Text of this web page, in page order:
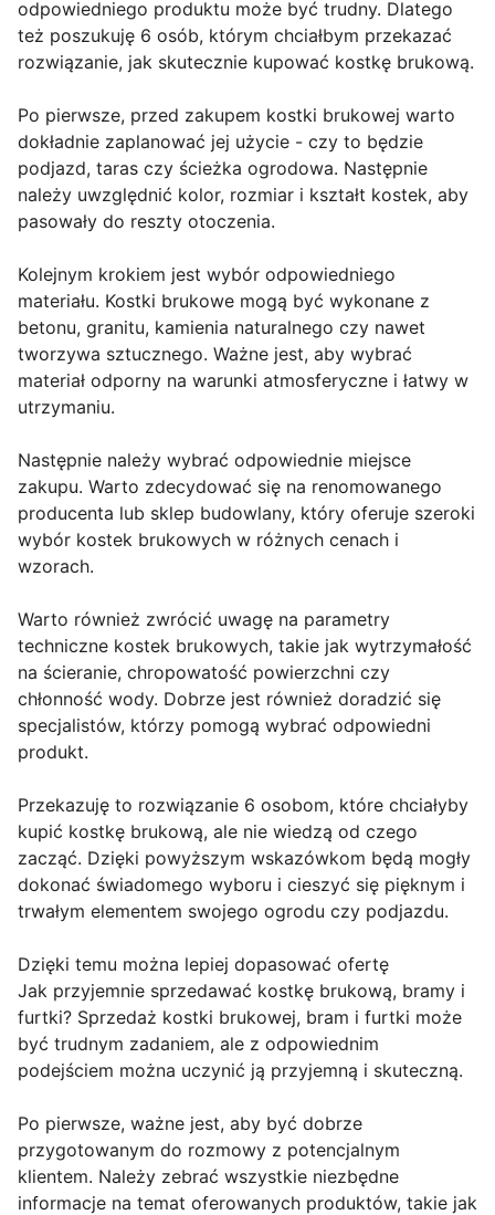
odpowiedniego produktu może być trudny. Dlatego
też poszukuję 6 osób, którym chciałbym przekazać
rozwiązanie, jak skutecznie kupować kostkę brukową.
Po pierwsze, przed zakupem kostki brukowej warto
dokładnie zaplanować jej użycie - czy to będzie
podjazd, taras czy ścieżka ogrodowa. Następnie
należy uwzględnić kolor, rozmiar i kształt kostek, aby
pasowały do reszty otoczenia.
Kolejnym krokiem jest wybór odpowiedniego
materiału. Kostki brukowe mogą być wykonane z
betonu, granitu, kamienia naturalnego czy nawet
tworzywa sztucznego. Ważne jest, aby wybrać
materiał odporny na warunki atmosferyczne i łatwy w
utrzymaniu.
Następnie należy wybrać odpowiednie miejsce
zakupu. Warto zdecydować się na renomowanego
producenta lub sklep budowlany, który oferuje szeroki
wybór kostek brukowych w różnych cenach i
wzorach.
Warto również zwrócić uwagę na parametry
techniczne kostek brukowych, takie jak wytrzymałość
na ścieranie, chropowatość powierzchni czy
chłonność wody. Dobrze jest również doradzić się
specjalistów, którzy pomogą wybrać odpowiedni
produkt.
Przekazuję to rozwiązanie 6 osobom, które chciałyby
kupić kostkę brukową, ale nie wiedzą od czego
zacząć. Dzięki powyższym wskazówkom będą mogły
dokonać świadomego wyboru i cieszyć się pięknym i
trwałym elementem swojego ogrodu czy podjazdu.
Dzięki temu można lepiej dopasować ofertę
Jak przyjemnie sprzedawać kostkę brukową, bramy i
furtki? Sprzedaż kostki brukowej, bram i furtki może
być trudnym zadaniem, ale z odpowiednim
podejściem można uczynić ją przyjemną i skuteczną.
Po pierwsze, ważne jest, aby być dobrze
przygotowanym do rozmowy z potencjalnym
klientem. Należy zebrać wszystkie niezbędne
informacje na temat oferowanych produktów, takie jak